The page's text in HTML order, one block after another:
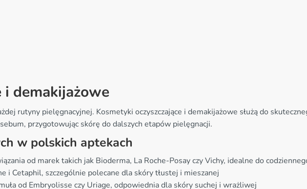
i demakijażowe
rutyny pielęgnacyjnej. Kosmetyki oczyszczające i demakijażowe służą do
przygotowując skórę do dalszych etapów pielęgnacji.
w polskich aptekach
od marek takich jak Bioderma, La Roche-Posay czy Vichy, idealne do
i Cetaphil, szczególnie polecane dla skóry tłustej i mieszanej
od Embryolisse czy Uriage, odpowiednia dla skóry suchej i wrażliwej